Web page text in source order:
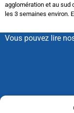
agglomération et au sud
les 3 semaines environ.
Vous pouvez lire